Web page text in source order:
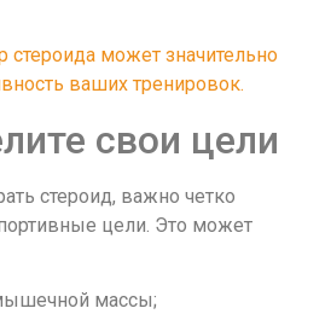
может значительно
ваших тренировок.
свои цели
стероид, важно четко
цели. Это может
массы;